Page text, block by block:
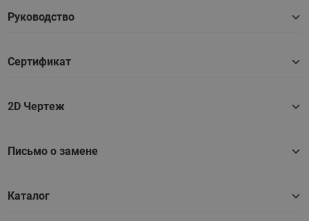
Руководство
Сертификат
2D Чертеж
Письмо о замене
Каталог